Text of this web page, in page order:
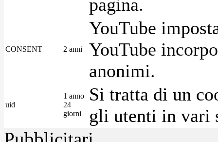
pagina.
CONSENT 2 anni
YouTube
YouTube
anonimi.
uid
1 anno
24
giorni
Si tratta di un
gli utenti in vari